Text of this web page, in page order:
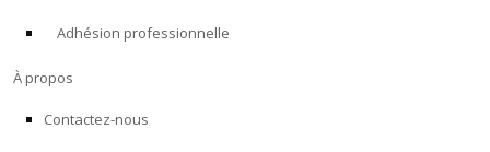
Adhésion professionnelle
À propos
Contactez-nous